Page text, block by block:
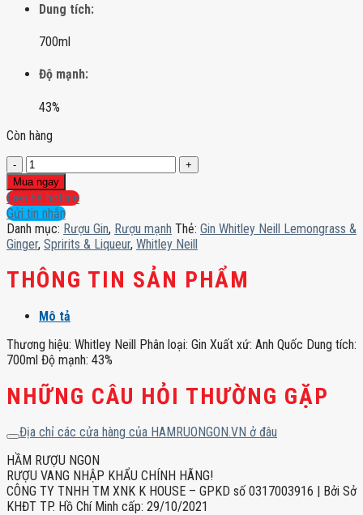
Dung tích:
700ml
Độ mạnh:
43%
Còn hàng
Gin
Whitley
Neill
Lemongrass
&
Ginger
số
lượng
Mua ngay
Liên hệ hotline
Gửi tin nhắn
Danh mục: Rượu Gin, Rượu mạnh Thẻ: Gin Whitley Neill Lemongrass &
Ginger, Spririts & Liqueur, Whitley Neill
THÔNG TIN SẢN PHẨM
Mô tả
Thương hiệu: Whitley Neill Phân loại: Gin Xuất xứ: Anh Quốc Dung tích:
700ml Độ mạnh: 43%
NHỮNG CÂU HỎI THƯỜNG GẶP
Địa chỉ các cửa hàng của HAMRUONGON.VN ở đâu
HẦM RƯỢU NGON
RƯỢU VANG NHẬP KHẨU CHÍNH HÃNG!
CÔNG TY TNHH TM XNK K HOUSE – GPKD số 0317003916 | Bởi Sở
KHĐT TP. Hồ Chí Minh cấp: 29/10/2021